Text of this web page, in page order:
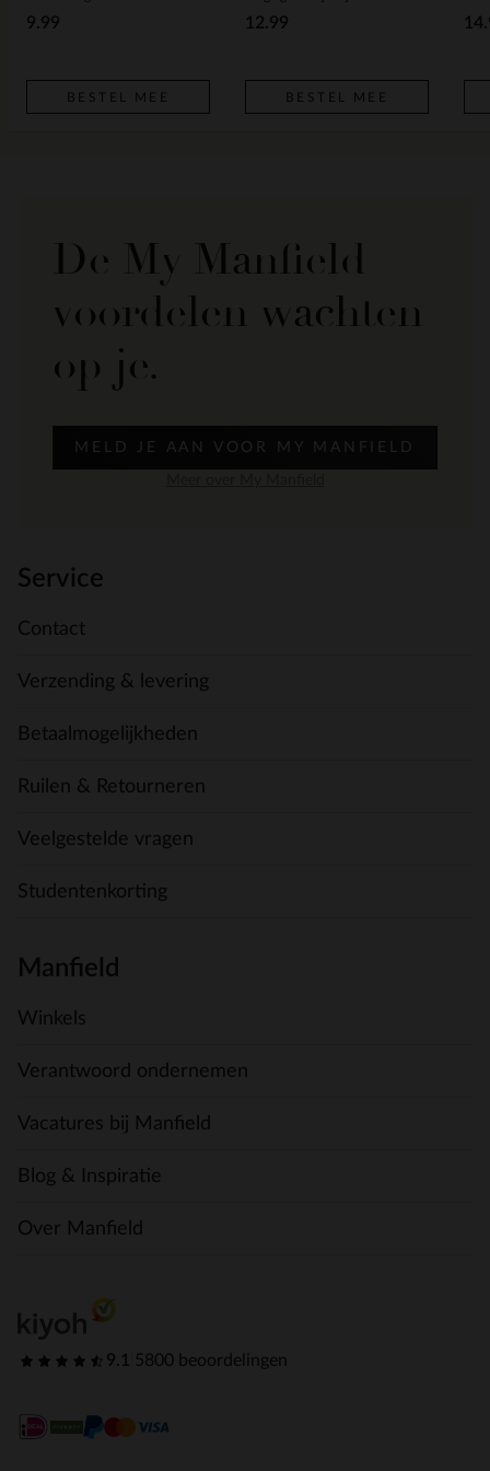
9.99
BESTEL MEE
12.99
BESTEL MEE
De My Manfield
voordelen wachten
op je.
MELD JE AAN VOOR MY MANFIELD
Service
Contact
Verzending & levering
Betaalmogelijkheden
Ruilen & Retourneren
Veelgestelde vragen
Studentenkorting
Manfield
Winkels
Verantwoord ondernemen
Vacatures bij Manfield
Blog & Inspiratie
Over Manfield
9.1 5800 beoordelingen